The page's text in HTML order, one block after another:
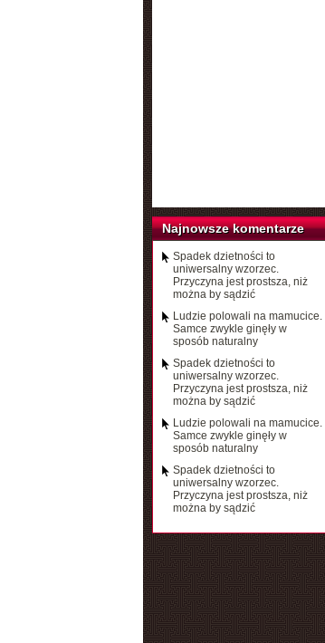
Najnowsze komentarze
Spadek dzietności to
uniwersalny wzorzec.
Przyczyna jest prostsza, niż
można by sądzić
Ludzie polowali na mamucice.
Samce zwykle ginęły w
sposób naturalny
Spadek dzietności to
uniwersalny wzorzec.
Przyczyna jest prostsza, niż
można by sądzić
Ludzie polowali na mamucice.
Samce zwykle ginęły w
sposób naturalny
Spadek dzietności to
uniwersalny wzorzec.
Przyczyna jest prostsza, niż
można by sądzić